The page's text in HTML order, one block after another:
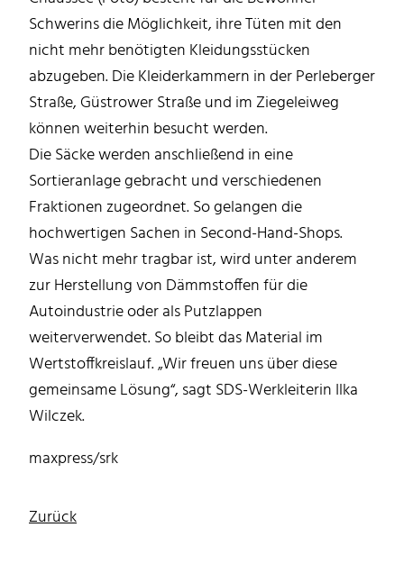
Schwerins die Möglichkeit, ihre Tüten mit den
nicht mehr benötigten Kleidungsstücken
abzugeben. Die Kleiderkammern in der Perleberger
Straße, Güstrower Straße und im Ziegeleiweg
können weiterhin besucht werden.
Die Säcke werden anschließend in eine
Sortieranlage gebracht und verschiedenen
Fraktionen zugeordnet. So gelangen die
hochwertigen Sachen in Second-Hand-Shops.
Was nicht mehr tragbar ist, wird unter anderem
zur Herstellung von Dämmstoffen für die
Autoindustrie oder als Putzlappen
weiterverwendet. So bleibt das Material im
Wertstoffkreislauf. „Wir freuen uns über diese
gemeinsame Lösung“, sagt SDS-Werkleiterin Ilka
Wilczek.
maxpress/srk
Zurück